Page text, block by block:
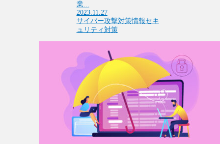
業...
2023.11.27
サイバー攻撃対策情報セキ
ュリティ対策